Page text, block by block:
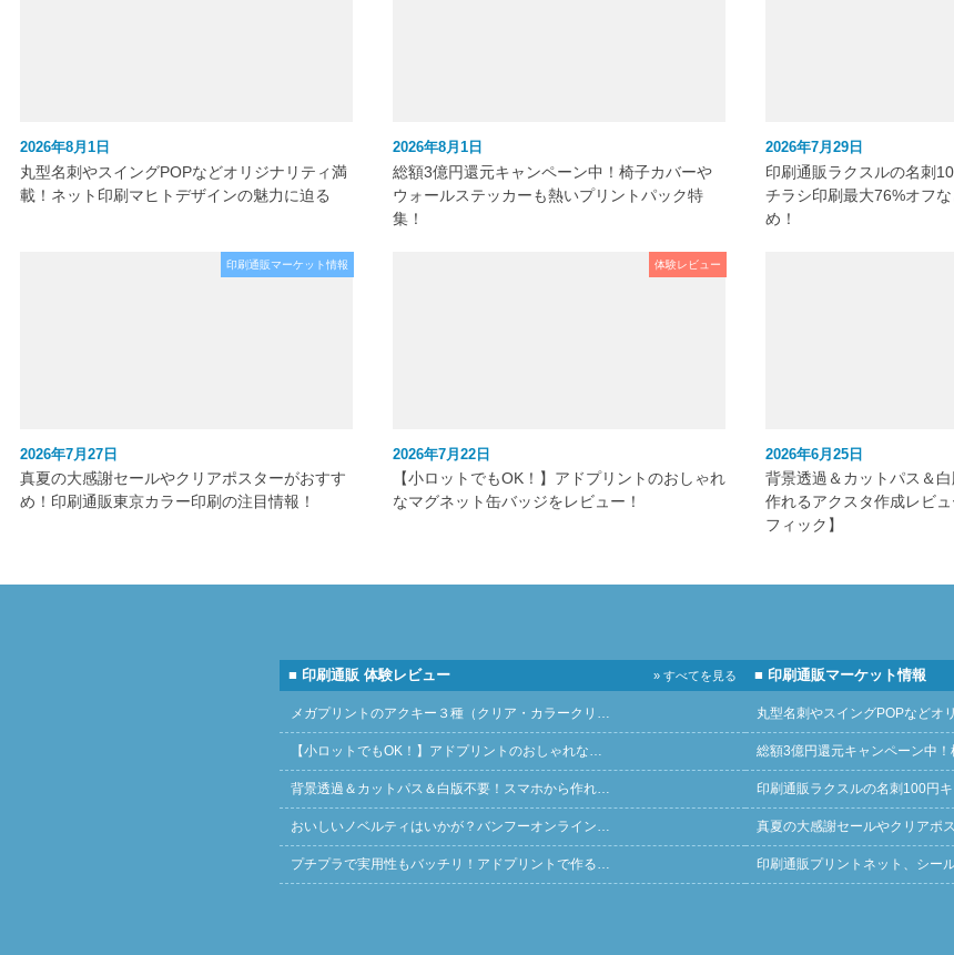
2026年8月1日
丸型名刺やスイングPOPなどオリジナリティ満
載！ネット印刷マヒトデザインの魅力に迫る
2026年8月1日
総額3億円還元キャンペーン中！椅子カバーや
ウォールステッカーも熱いプリントパック特
集！
2026年7月29日
印刷通販ラクスルの名刺
チラシ印刷最大76%オフ
め！
印刷通販マーケット情報
2026年7月27日
真夏の大感謝セールやクリアポスターがおすす
め！印刷通販東京カラー印刷の注目情報！
体験レビュー
2026年7月22日
【小ロットでもOK！】アドプリントのおしゃれ
なマグネット缶バッジをレビュー！
2026年6月25日
背景透過＆カットパス＆
作れるアクスタ作成レビ
フィック】
■ 印刷通販 体験レビュー » すべてを見る
メガプリントのアクキー３種（クリア・カラークリ…
【小ロットでもOK！】アドプリントのおしゃれな…
背景透過＆カットパス＆白版不要！スマホから作れ…
おいしいノベルティはいかが？バンフーオンライン…
プチプラで実用性もバッチリ！アドプリントで作る…
■ 印刷通販マーケット情報
丸型名刺やスイングPOPなどオ
総額3億円還元キャンペーン中
印刷通販ラクスルの名刺100円
真夏の大感謝セールやクリアポ
印刷通販プリントネット、シー